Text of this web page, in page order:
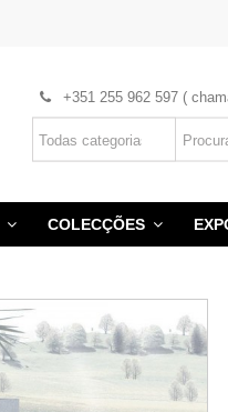
+351 255 962 597 (
COLECÇÕES